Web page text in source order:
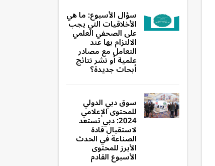
سؤال الأسبوع: ما هي
الأخلاقيات التي يجب
على الصحفي العلمي
الالتزام بها عند
التعامل مع مصادر
علمية أو نشر نتائج
أبحاث جديدة؟
سوق دبي الدولي
للمحتوى الإعلامي
2024: دبي تستعد
لاستقبال قادة
الصناعة في الحدث
الأبرز للمحتوى
الأسبوع القادم